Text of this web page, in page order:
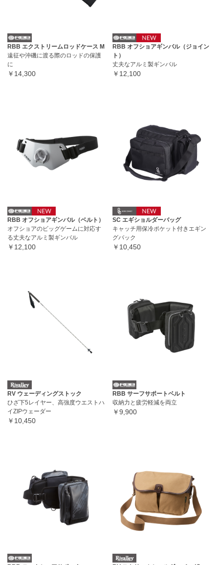
RBB エクストリームロッドケース M
遠征や沖磯に渡る際のロッドの保護
に
￥14,300
RBB オフショアギンバル（ジョイン
ト）
丈夫なアルミ製ギンバル
￥12,100
RBB オフショアギンバル（ベルト）
オフショアのビッグゲームに対応す
る丈夫なアルミ製ギンバル
￥12,100
SC エギショルダーバッグ
キャッチ用保冷ポケット付きエギン
グバック
￥10,450
RV ウェーディングストック
ひざ下5レイヤー、高強度ウエストハ
イZIPウェーダー
￥10,450
RBB サーフサポートベルト
収納力と疲労軽減を両立
￥9,900